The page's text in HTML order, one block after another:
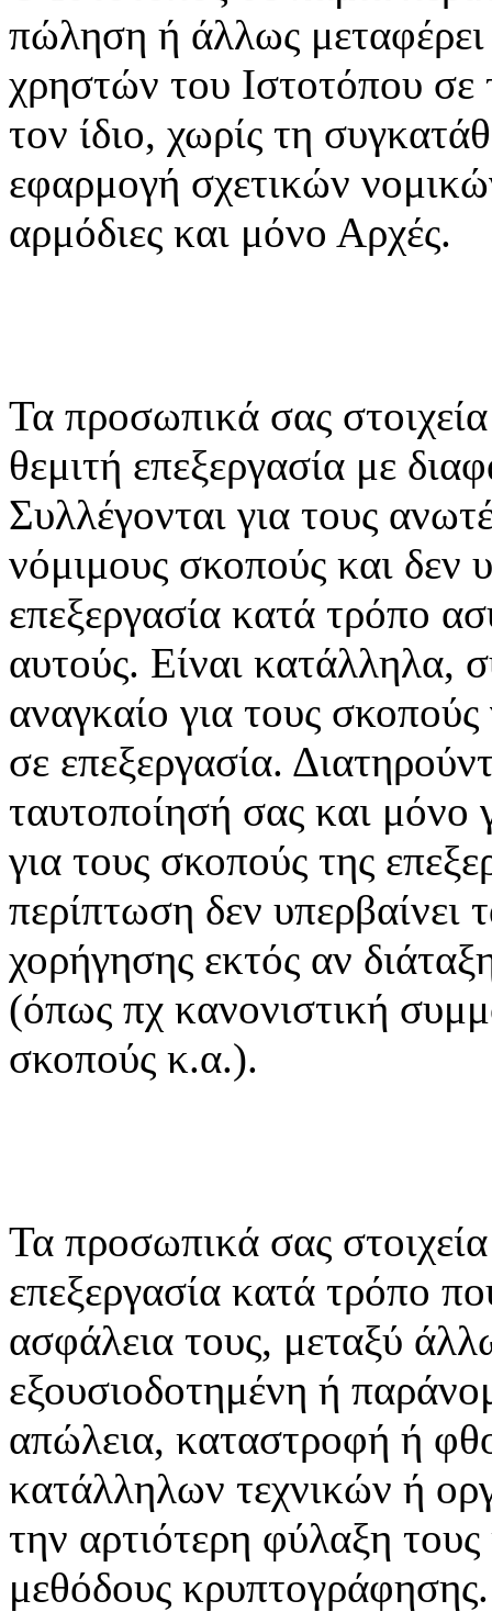
πώληση ή άλλως
χρηστών του Ιστοτόπου σε
τον ίδιο, χωρίς τη
εφαρμογή σχετικών
αρμόδιες και μόνο Αρχές.
Τα προσωπικά σας
θεμιτή επεξεργασία με
Συλλέγονται για τους
νόμιμους σκοπούς και δεν
επεξεργασία κατά τρόπο
αυτούς. Είναι κατάλληλα,
αναγκαίο για τους
σε επεξεργασία.
ταυτοποίησή σας και μόνο
για τους σκοπούς της
περίπτωση δεν υπερβαίνει
χορήγησης εκτός αν
(όπως πχ κανονιστική
σκοπούς κ.α.).
Τα προσωπικά σας
επεξεργασία κατά τρόπο
ασφάλεια τους, μεταξύ
εξουσιοδοτημένη ή
απώλεια, καταστροφή ή
κατάλληλων τεχνικών ή
την αρτιότερη φύλαξη
μεθόδους κρυπτογράφησης.